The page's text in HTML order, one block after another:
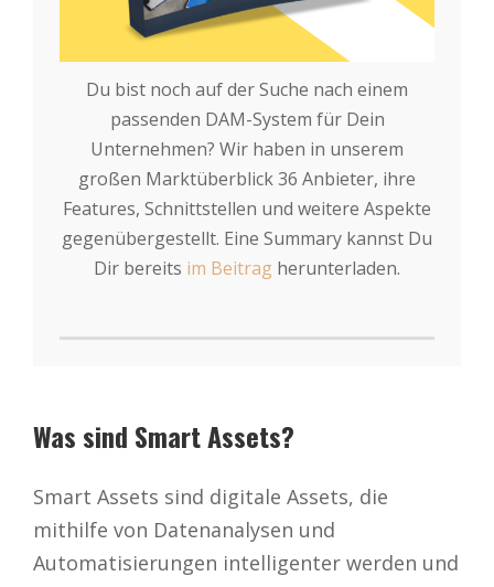
Du bist noch auf der Suche nach einem
passenden DAM-System für Dein
Unternehmen? Wir haben in unserem
großen Marktüberblick 36 Anbieter, ihre
Features, Schnittstellen und weitere Aspekte
gegenübergestellt. Eine Summary kannst Du
Dir bereits im Beitrag herunterladen.
Was sind Smart Assets?
Smart Assets sind digitale Assets, die
mithilfe von Datenanalysen und
Automatisierungen intelligenter werden und